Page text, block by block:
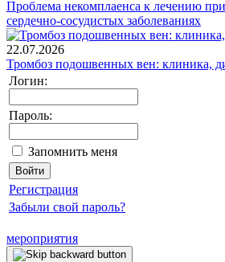
Проблема некомплаенса к лечению
сердечно-сосудистых заболеваниях
22.07.2026
Тромбоз подошвенных вен: клиника,
Логин:
Пароль:
Запомнить меня
Регистрация
Забыли свой пароль?
мероприятия